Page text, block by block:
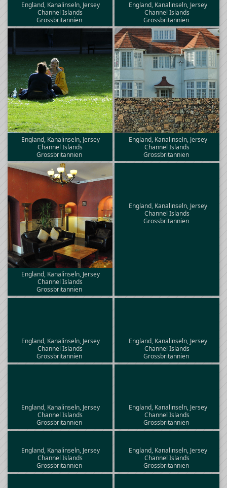
England, Kanalinseln, Jersey
Channel Islands
Grossbritannien
England, Kanalinseln, Jersey
Channel Islands
Grossbritannien
England, Kanalinseln, Jersey
Channel Islands
Grossbritannien
England, Kanalinseln, Jersey
Channel Islands
Grossbritannien
England, Kanalinseln, Jersey
Channel Islands
Grossbritannien
England, Kanalinseln, Jersey
Channel Islands
Grossbritannien
England, Kanalinseln, Jersey
Channel Islands
Grossbritannien
England, Kanalinseln, Jersey
Channel Islands
Grossbritannien
England, Kanalinseln, Jersey
Channel Islands
Grossbritannien
England, Kanalinseln, Jersey
Channel Islands
Grossbritannien
England, Kanalinseln, Jersey
Channel Islands
Grossbritannien
England, Kanalinseln, Jersey
Channel Islands
Grossbritannien